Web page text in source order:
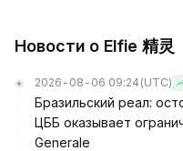
Новости о Elfie 精灵
2026-08-06 09:24 (UTC)
Бразильский реал:
ЦББ оказывает
Generale